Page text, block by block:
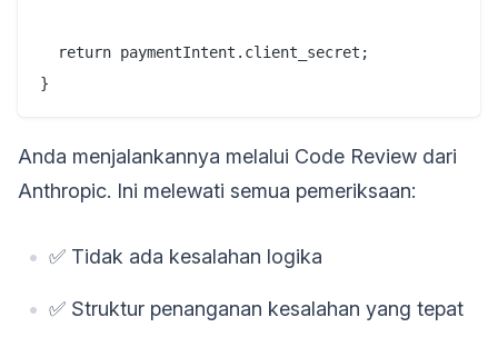
  return paymentIntent.client_secret;
Anda menjalankannya melalui Code Review dari
Anthropic. Ini melewati semua pemeriksaan:
✅ Tidak ada kesalahan logika
✅ Struktur penanganan kesalahan yang tepat